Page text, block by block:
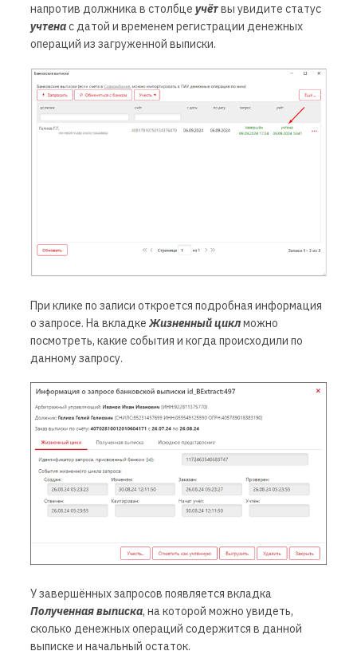
напротив должника в столбце учётвы увидите статус
учтенас датой и временем регистрации денежных
операций из загруженной выписки.
При клике по записи откроется подробная информация
о запросе. На вкладке Жизненный циклможно
посмотреть, какие события и когда происходили по
данному запросу.
У завершённых запросов появляется вкладка
Полученная выписка, на которой можно увидеть,
сколько денежных операций содержится в данной
выписке и начальный остаток.